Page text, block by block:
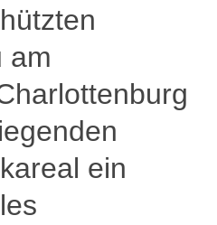
am
ein